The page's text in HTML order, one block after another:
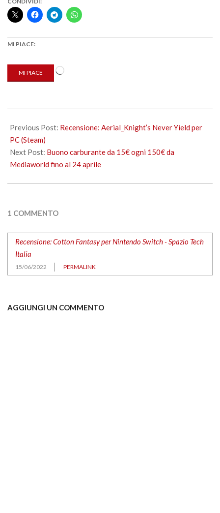
MI PIACE:
MI PIACE
Caricamento
04-
20
Previous Post: Recensione: Aerial_Knight’s Never Yield per
PC (Steam)
Next Post: Buono carburante da 15€ ogni 150€ da
Mediaworld fino al 24 aprile
1 COMMENTO
Recensione: Cotton Fantasy per Nintendo Switch - Spazio Tech
Italia
15/06/2022 PERMALINK
AGGIUNGI UN COMMENTO